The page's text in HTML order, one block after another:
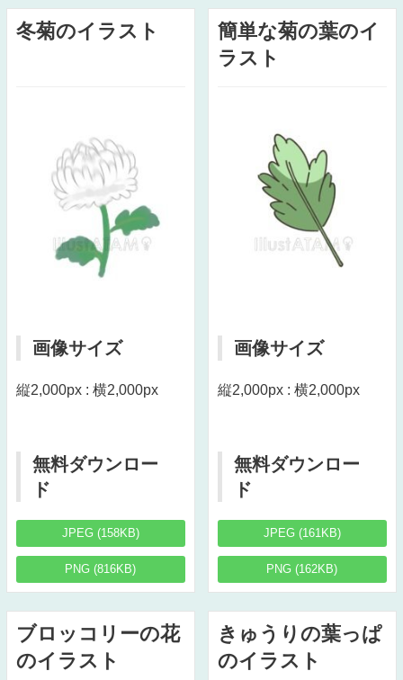
冬菊のイラスト
画像サイズ
縦2,000px : 横2,000px
無料ダウンロー
ド
JPEG (158KB)
PNG (816KB)
簡単な菊の葉のイ
ラスト
画像サイズ
縦2,000px : 横2,000px
無料ダウンロー
ド
JPEG (161KB)
PNG (162KB)
ブロッコリーの花
のイラスト
きゅうりの葉っぱ
のイラスト